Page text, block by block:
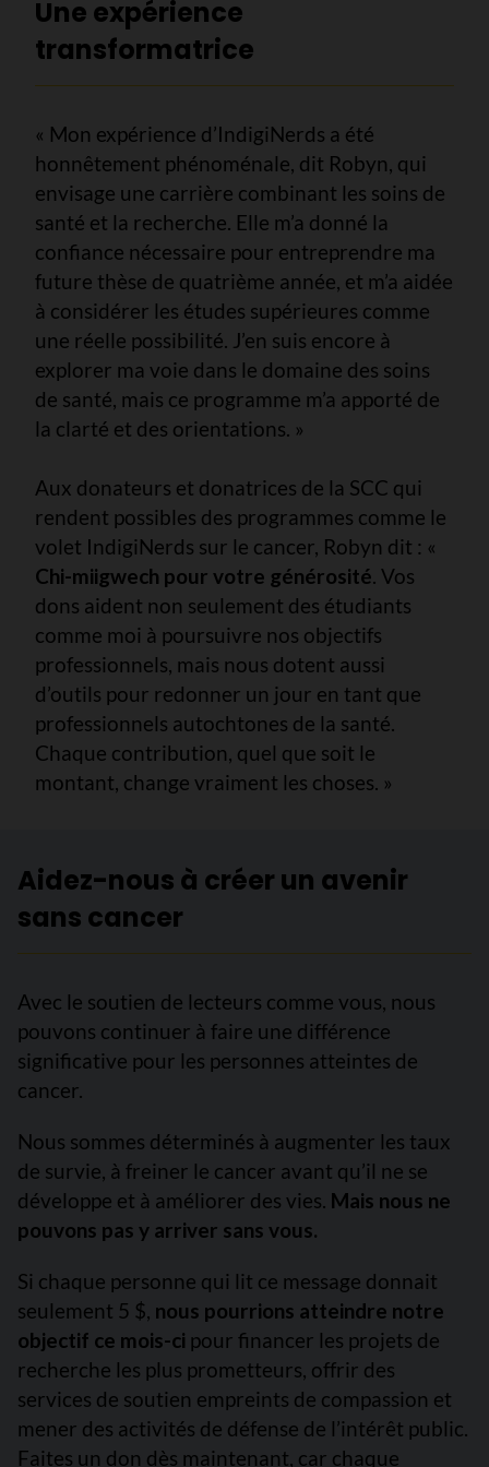
Une expérience
transformatrice
« Mon expérience d’IndigiNerds a été
honnêtement phénoménale, dit Robyn, qui
envisage une carrière combinant les soins de
santé et la recherche. Elle m’a donné la
confiance nécessaire pour entreprendre ma
future thèse de quatrième année, et m’a aidée
à considérer les études supérieures comme
une réelle possibilité. J’en suis encore à
explorer ma voie dans le domaine des soins
de santé, mais ce programme m’a apporté de
la clarté et des orientations. »
Aux donateurs et donatrices de la SCC qui
rendent possibles des programmes comme le
volet IndigiNerds sur le cancer, Robyn dit : «
Chi-miigwech pour votre générosité. Vos
dons aident non seulement des étudiants
comme moi à poursuivre nos objectifs
professionnels, mais nous dotent aussi
d’outils pour redonner un jour en tant que
professionnels autochtones de la santé.
Chaque contribution, quel que soit le
montant, change vraiment les choses. »
Aidez-nous à créer un avenir
sans cancer
Avec le soutien de lecteurs comme vous, nous
pouvons continuer à faire une différence
significative pour les personnes atteintes de
cancer.
Nous sommes déterminés à augmenter les taux
de survie, à freiner le cancer avant qu’il ne se
développe et à améliorer des vies. Mais nous ne
pouvons pas y arriver sans vous.
Si chaque personne qui lit ce message donnait
seulement 5 $, nous pourrions atteindre notre
objectif ce mois-ci pour financer les projets de
recherche les plus prometteurs, offrir des
services de soutien empreints de compassion et
mener des activités de défense de l’intérêt public.
Faites un don dès maintenant, car chaque